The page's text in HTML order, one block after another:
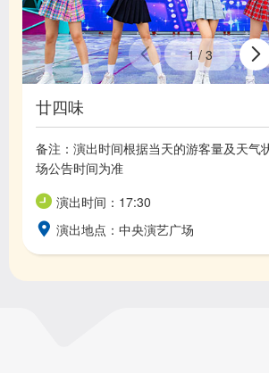
1 / 3
廿四味
备注：演出时间根据当天的游客量及天气
场公告时间为准
演出时间：17:30
演出地点：中央演艺广场